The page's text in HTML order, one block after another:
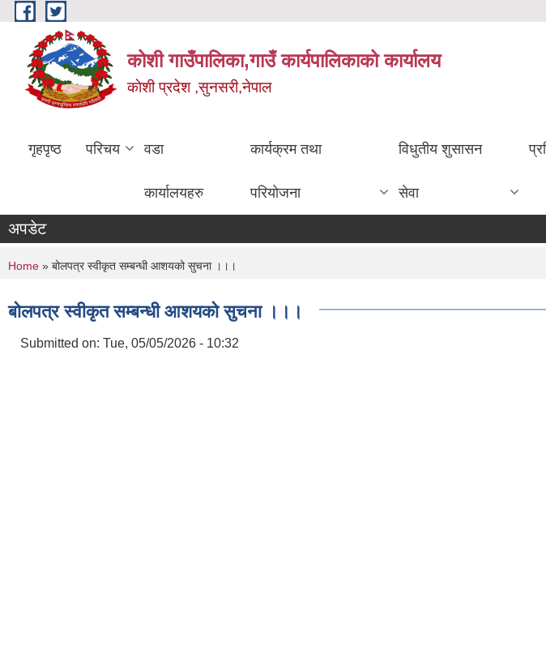
Skip to main content
कोशी गाउँपालिका,गाउँ कार्यपालिकाको कार्यालय
काेशी प्रदेश ,सुनसरी,नेपाल
गृहपृष्ठ परिचय वडा
कार्यालयहरु
कार्यक्रम तथा
परियोजना
विधुतीय शुसासन
सेवा
अपडेट
You are here
Home » बोलपत्र स्वीकृत सम्बन्धी आशयको सुचना ।।।
बोलपत्र स्वीकृत सम्बन्धी आशयको सुचना ।।।
Submitted on: Tue, 05/05/2026 - 10:32